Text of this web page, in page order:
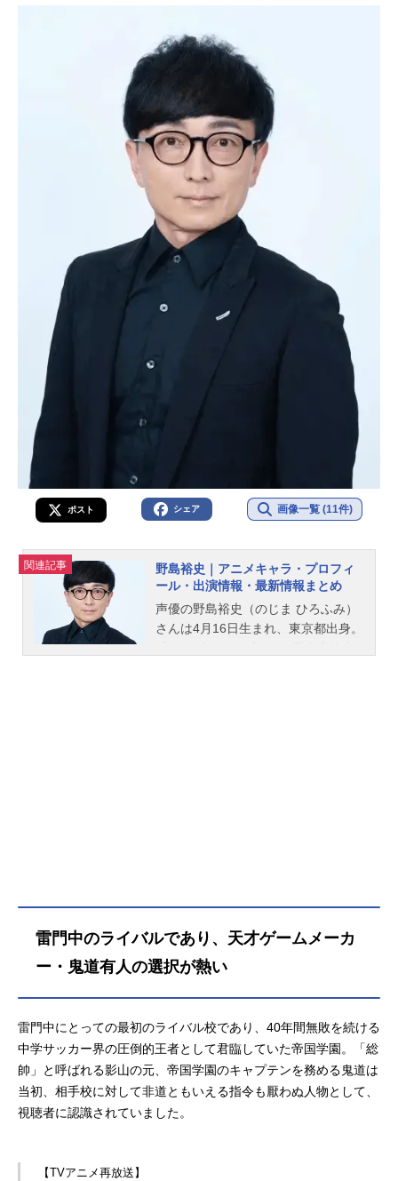
ポスト シェア 画像一覧 (11件)
関連記事
野島裕史｜アニメキャラ・プロフィ
ール・出演情報・最新情報まとめ
声優の野島裕史（のじま ひろふみ）
さんは4月16日生まれ、東京都出身。
雷門中のライバルであり、天才ゲームメーカ
ー・鬼道有人の選択が熱い
雷門中にとっての最初のライバル校であり、40年間無敗を続ける
中学サッカー界の圧倒的王者として君臨していた帝国学園。「総
帥」と呼ばれる影山の元、帝国学園のキャプテンを務める鬼道は
当初、相手校に対して非道ともいえる指令も厭わぬ人物として、
視聴者に認識されていました。
【TVアニメ再放送】